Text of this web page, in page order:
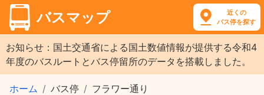
バスマップ
近くの
バス停を探す
お知らせ：国土交通省による国土数値情報が提供する令和4
年度のバスルートとバス停留所のデータを搭載しました。
ホーム バス停 フラワー通り